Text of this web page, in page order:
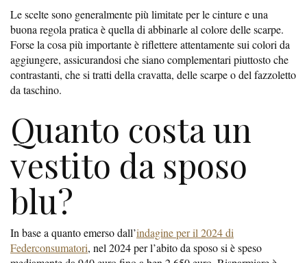
Le scelte sono generalmente più limitate per le cinture e una
buona regola pratica è quella di abbinarle al colore delle scarpe.
Forse la cosa più importante è riflettere attentamente sui colori da
aggiungere, assicurandosi che siano complementari piuttosto che
contrastanti, che si tratti della cravatta, delle scarpe o del fazzoletto
da taschino.
Quanto costa un
vestito da sposo
blu?
In base a quanto emerso dall’indagine per il 2024 di
Federconsumatori, nel 2024 per l’abito da sposo si è speso